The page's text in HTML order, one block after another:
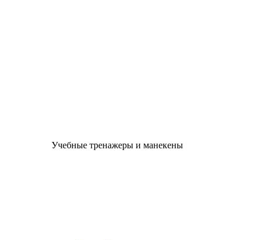
Учебные тренажеры и манекены